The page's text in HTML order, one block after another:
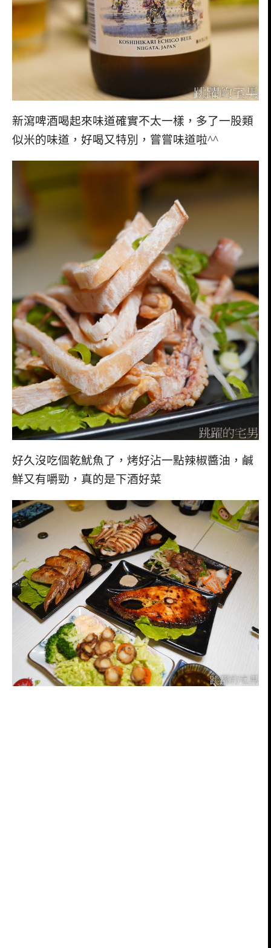
新瀉啤酒喝起來味道確實不太一樣，多了一股類
似米的味道，好喝又特別，嘗嘗味道啦^^
好久沒吃個乾魷魚了，烤好沾一點辣椒醬油，鹹
鮮又有嚼勁，真的是下酒好菜